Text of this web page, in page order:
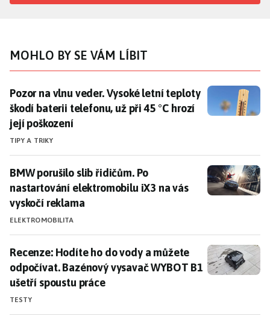
MOHLO BY SE VÁM LÍBIT
Pozor na vlnu veder. Vysoké letní teploty škodí
Pozor na vlnu veder. Vysoké letní teploty
škodí baterii telefonu, už při 45 °C hrozí
její poškození
TIPY A TRIKY
BMW porušilo slib řidičům. Po nastartování
BMW porušilo slib řidičům. Po
nastartování elektromobilu iX3 na vás
vyskočí reklama
ELEKTROMOBILITA
Recenze: Hodíte ho do vody a můžete odpočívat.
Recenze: Hodíte ho do vody a můžete
odpočívat. Bazénový vysavač WYBOT B1
ušetří spoustu práce
TESTY